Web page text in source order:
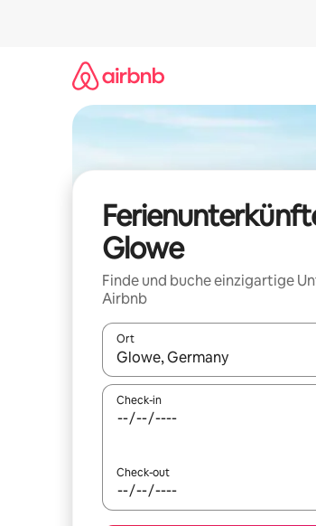
Glowe
Finde und buche einzigartige
Airbnb
Ort
Wenn Ergebnisse verfügbar sind,
Check-in
Check-out